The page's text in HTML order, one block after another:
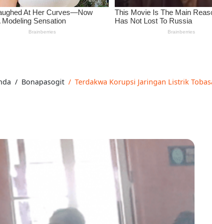
Bonapasogit Terdakwa Korupsi Jaringan Listrik